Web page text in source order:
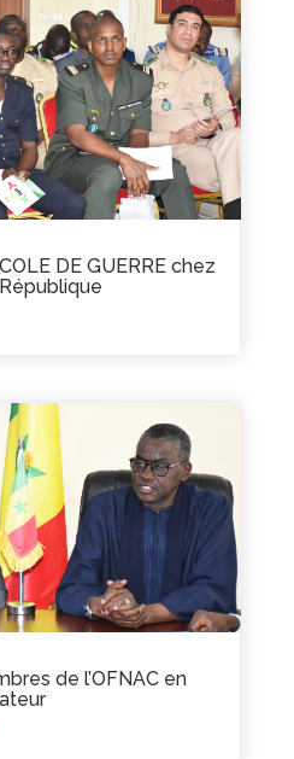
DE GUERRE chez
de l’OFNAC en